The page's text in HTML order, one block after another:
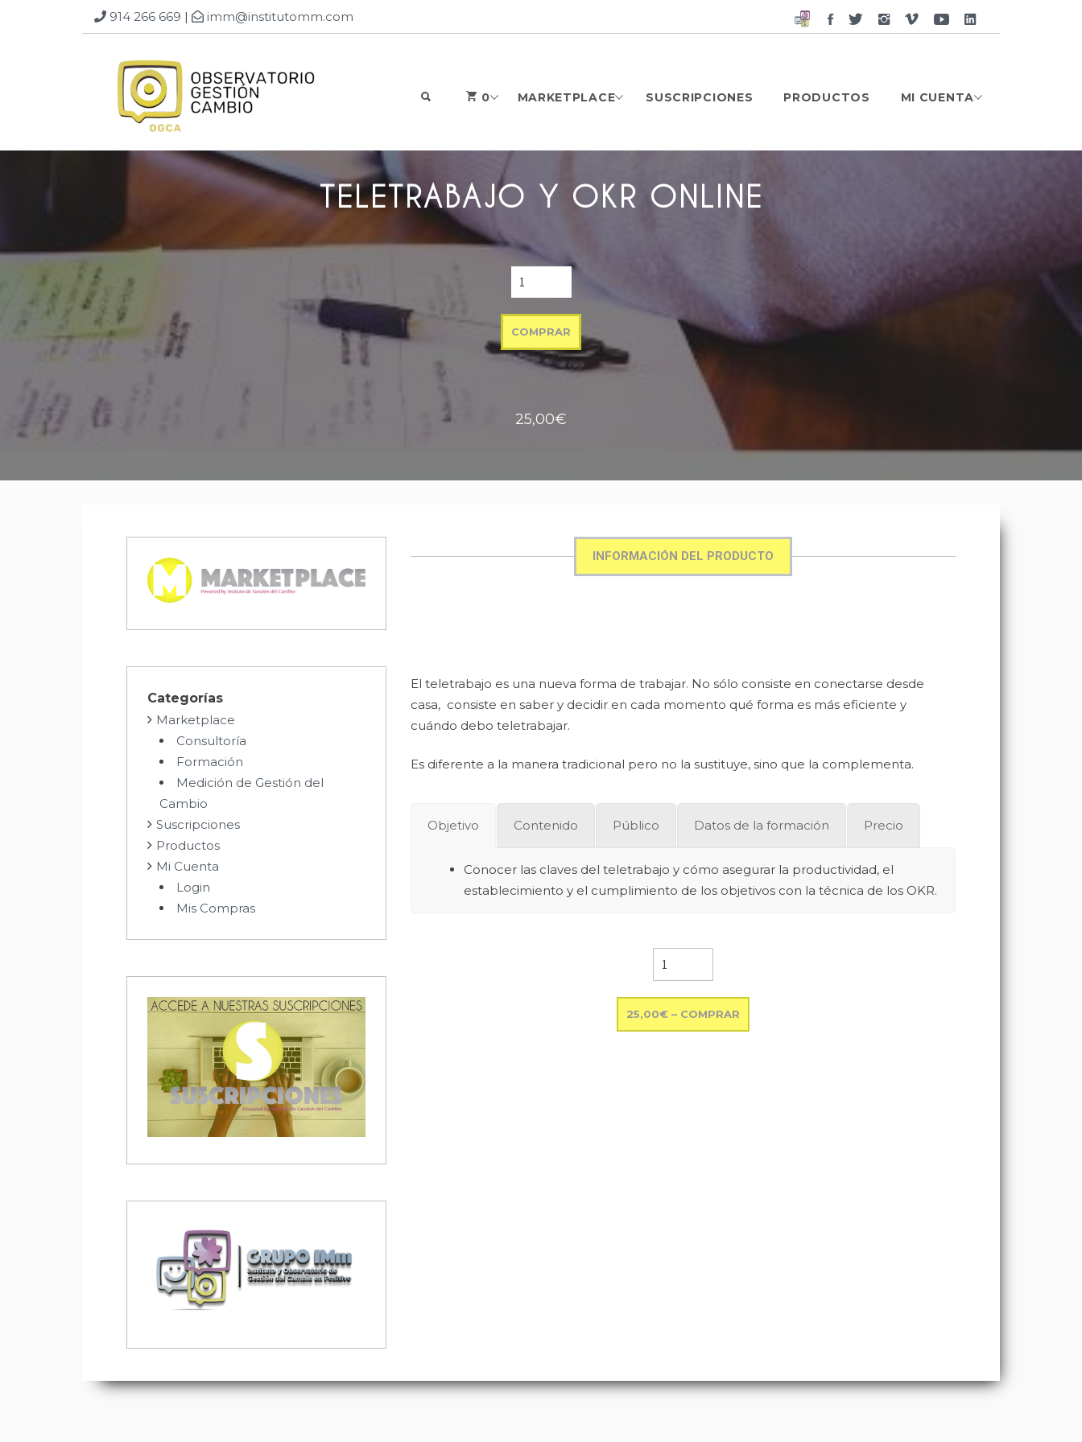
914 266 669 | imm@institutomm.com Facebook
Twitter
Instagram
VimeoGoogleGoogle
SEARCH
0 MARKETPLACE SUSCRIPCIONES PRODUCTOS MI CUENTA
TELETRABAJO Y OKR ONLINE
COMPRAR
25,00€
Categorías
Marketplace
Consultoría
Formación
Medición de Gestión del
Cambio
Suscripciones
Productos
Mi Cuenta
Login
Mis Compras
INFORMACIÓN DEL PRODUCTO
El teletrabajo es una nueva forma de trabajar. No sólo consiste en conectarse desde
casa, consiste en saber y decidir en cada momento qué forma es más eficiente y
cuándo debo teletrabajar.
Es diferente a la manera tradicional pero no la sustituye, sino que la complementa.
Objetivo Contenido Público Datos de la formación Precio
Conocer las claves del teletrabajo y cómo asegurar la productividad, el
establecimiento y el cumplimiento de los objetivos con la técnica de los OKR.
25,00€ – COMPRAR